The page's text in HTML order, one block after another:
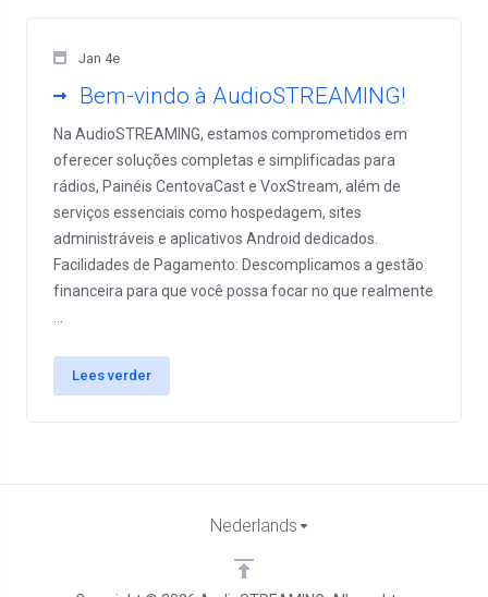
Jan 4e
Bem-vindo à AudioSTREAMING!
Na AudioSTREAMING, estamos comprometidos em
oferecer soluções completas e simplificadas para
rádios, Painéis CentovaCast e VoxStream, além de
serviços essenciais como hospedagem, sites
administráveis e aplicativos Android dedicados.
Facilidades de Pagamento: Descomplicamos a gestão
financeira para que você possa focar no que realmente
Lees verder
Nederlands